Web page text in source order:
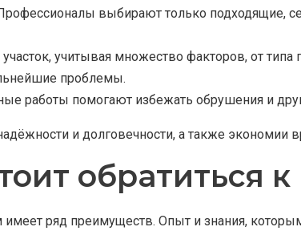
выбирают только подходящие,
учитывая множество факторов, от типа
проблемы.
работы помогают избежать обрушения и
и долговечности, а также экономии
обратиться
ряд преимуществ. Опыт и знания,